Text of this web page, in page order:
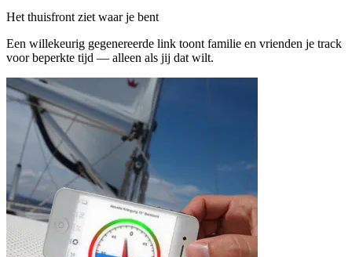
Het thuisfront ziet waar je bent
Een willekeurig gegenereerde link toont familie en vrienden je track
voor beperkte tijd — alleen als jij dat wilt.